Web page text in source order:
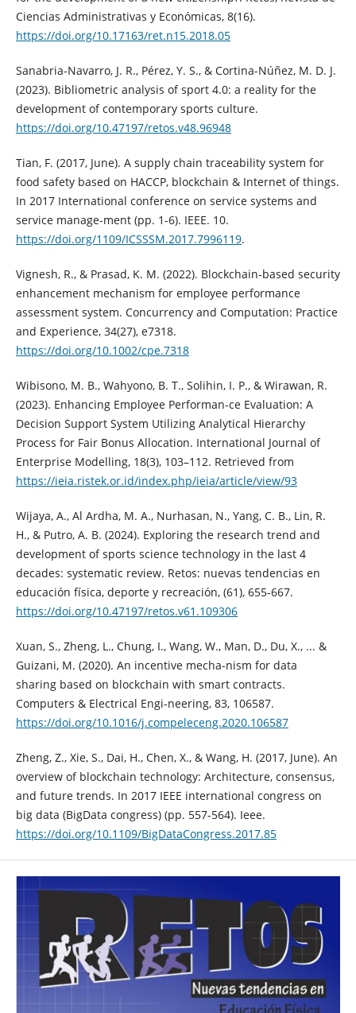
Ciencias Administrativas y Económicas, 8(16).
https://doi.org/10.17163/ret.n15.2018.05
Sanabria-Navarro, J. R., Pérez, Y. S., & Cortina-Núñez, M. D. J.
(2023). Bibliometric analysis of sport 4.0: a reality for the
development of contemporary sports culture.
https://doi.org/10.47197/retos.v48.96948
Tian, F. (2017, June). A supply chain traceability system for
food safety based on HACCP, blockchain & Internet of things.
In 2017 International conference on service systems and
service manage-ment (pp. 1-6). IEEE. 10.
https://doi.org/1109/ICSSSM.2017.7996119.
Vignesh, R., & Prasad, K. M. (2022). Blockchain‐based security
enhancement mechanism for employee performance
assessment system. Concurrency and Computation: Practice
and Experience, 34(27), e7318.
https://doi.org/10.1002/cpe.7318
Wibisono, M. B., Wahyono, B. T., Solihin, I. P., & Wirawan, R.
(2023). Enhancing Employee Performan-ce Evaluation: A
Decision Support System Utilizing Analytical Hierarchy
Process for Fair Bonus Allocation. International Journal of
Enterprise Modelling, 18(3), 103–112. Retrieved from
https://ieia.ristek.or.id/index.php/ieia/article/view/93
Wijaya, A., Al Ardha, M. A., Nurhasan, N., Yang, C. B., Lin, R.
H., & Putro, A. B. (2024). Exploring the research trend and
development of sports science technology in the last 4
decades: systematic review. Retos: nuevas tendencias en
educación física, deporte y recreación, (61), 655-667.
https://doi.org/10.47197/retos.v61.109306
Xuan, S., Zheng, L., Chung, I., Wang, W., Man, D., Du, X., ... &
Guizani, M. (2020). An incentive mecha-nism for data
sharing based on blockchain with smart contracts.
Computers & Electrical Engi-neering, 83, 106587.
https://doi.org/10.1016/j.compeleceng.2020.106587
Zheng, Z., Xie, S., Dai, H., Chen, X., & Wang, H. (2017, June). An
overview of blockchain technology: Architecture, consensus,
and future trends. In 2017 IEEE international congress on
big data (BigData congress) (pp. 557-564). Ieee.
https://doi.org/10.1109/BigDataCongress.2017.85